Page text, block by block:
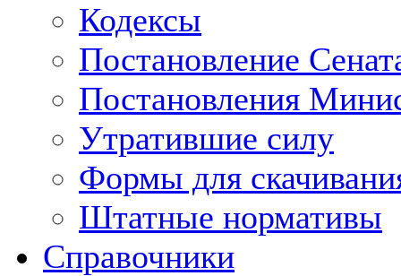
Кодексы
Постановление
Постановления
Утратившие силу
Формы для
Штатные нормативы
Справочники